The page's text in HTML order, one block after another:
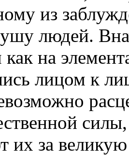
из
людей.
на
лицом к
их за